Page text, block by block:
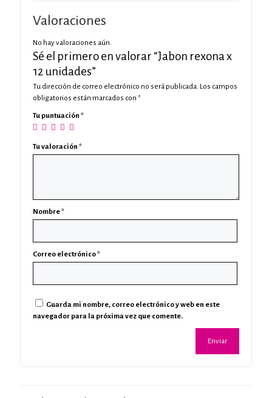
Valoraciones
No hay valoraciones aún.
Sé el primero en valorar “Jabon rexona x
12 unidades”
Tu dirección de correo electrónico no será publicada. Los campos
obligatorios están marcados con *
Tu puntuación *
Tu valoración *
Nombre*
Correo electrónico*
Guarda mi nombre, correo electrónico y web en este
navegador para la próxima vez que comente.